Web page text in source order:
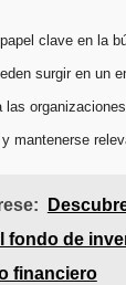
clave en la
surgir en un
mantenerse
fondo de
financiero